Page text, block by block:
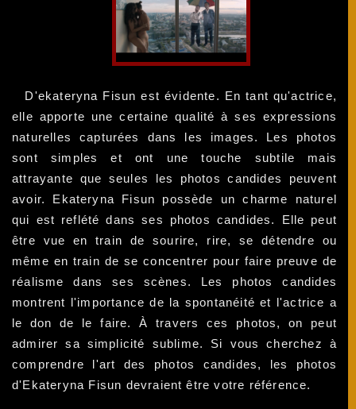
D'ekateryna Fisun est évidente. En tant qu'actrice,
elle apporte une certaine qualité à ses expressions
naturelles capturées dans les images. Les photos
sont simples et ont une touche subtile mais
attrayante que seules les photos candides peuvent
avoir. Ekateryna Fisun possède un charme naturel
qui est reflété dans ses photos candides. Elle peut
être vue en train de sourire, rire, se détendre ou
même en train de se concentrer pour faire preuve de
réalisme dans ses scènes. Les photos candides
montrent l'importance de la spontanéité et l'actrice a
le don de le faire. À travers ces photos, on peut
admirer sa simplicité sublime. Si vous cherchez à
comprendre l'art des photos candides, les photos
d'Ekateryna Fisun devraient être votre référence.